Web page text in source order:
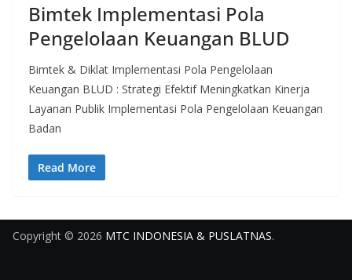
Bimtek Implementasi Pola
Pengelolaan Keuangan BLUD
Bimtek & Diklat Implementasi Pola Pengelolaan
Keuangan BLUD : Strategi Efektif Meningkatkan Kinerja
Layanan Publik Implementasi Pola Pengelolaan Keuangan
Badan
Read More
Copyright © 2026 MTC INDONESIA & PUSLATNAS.